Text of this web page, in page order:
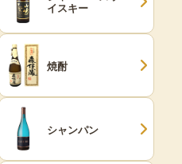
イスキー
焼酎
シャンパン